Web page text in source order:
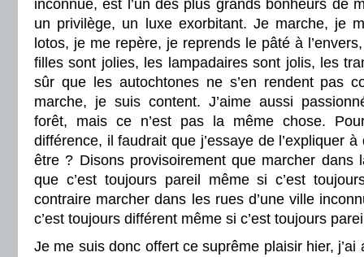
inconnue, est l’un des plus grands bonheurs de
un privilège, un luxe exorbitant. Je marche, je
lotos, je me repère, je reprends le pâté à
filles sont jolies, les lampadaires sont jolis, les
sûr que les autochtones ne s’en rendent pas
marche, je suis content. J’aime aussi
forêt, mais ce n’est pas la même chose.
différence, il faudrait que j’essaye de l’expliquer
être ? Disons provisoirement que marcher dans
que c’est toujours pareil même si c’est
contraire marcher dans les rues d’une ville
c’est toujours différent même si c’est toujours
Je me suis donc offert ce suprême plaisir hier,